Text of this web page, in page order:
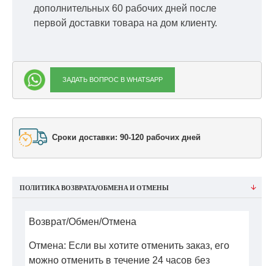
дополнительных 60 рабочих дней после
первой доставки товара на дом клиенту.
ЗАДАТЬ ВОПРОС В WHATSAPP
Сроки доставки: 90-120 рабочих дней
ПОЛИТИКА ВОЗВРАТА/ОБМЕНА И ОТМЕНЫ
Возврат/Обмен/Отмена
Отмена: Если вы хотите отменить заказ, его
можно отменить в течение 24 часов без